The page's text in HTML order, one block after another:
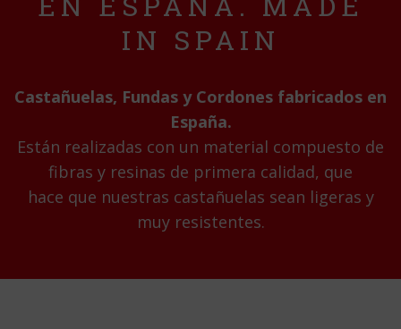
IN SPAIN
Castañuelas, Fundas y Cordones fabricados en
España.
Están realizadas con un material compuesto de
fibras y resinas de primera calidad, que
hace que nuestras castañuelas sean ligeras y
muy resistentes.